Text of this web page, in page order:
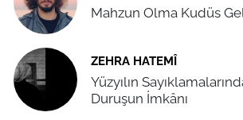
Mahzun Olma Kudüs
ZEHRA HATEMÎ
Yüzyılın
Duruşun İmkânı